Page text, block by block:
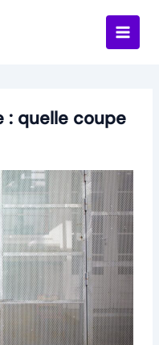
: quelle coupe